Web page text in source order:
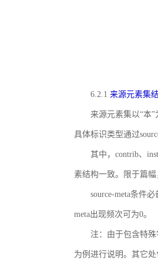
6.2.1 来源元素集
来源元素集以“本
具体标识类型通过
其中，contrib、
素结构一致。限于篇
source-meta条件
meta出现频次可为0。
注：由于包含特殊
为例进行说明。其它